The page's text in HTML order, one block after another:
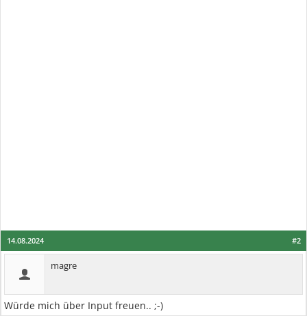
#2
14.08.2024
magre
Würde mich über Input freuen.. ;-)